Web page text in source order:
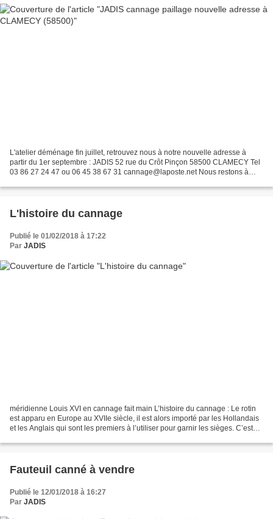
L'atelier déménage fin juillet, retrouvez nous à notre nouvelle adresse à
partir du 1er septembre : JADIS 52 rue du Crôt Pinçon 58500 CLAMECY Tel
03 86 27 24 47 ou 06 45 38 67 31 cannage@laposte.net Nous restons à
L'histoire du cannage
Publié le 01/02/2018 à 17:22
Par JADIS
méridienne Louis XVI en cannage fait main L’histoire du cannage : Le rotin
est apparu en Europe au XVIIe siècle, il est alors importé par les Hollandais
et les Anglais qui sont les premiers à l’utiliser pour garnir les sièges. C’est
Fauteuil canné à vendre
Publié le 12/01/2018 à 16:27
Par JADIS